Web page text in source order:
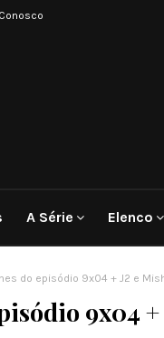
A Série Elenco
do episódio 9x04 + J2 e
9x04